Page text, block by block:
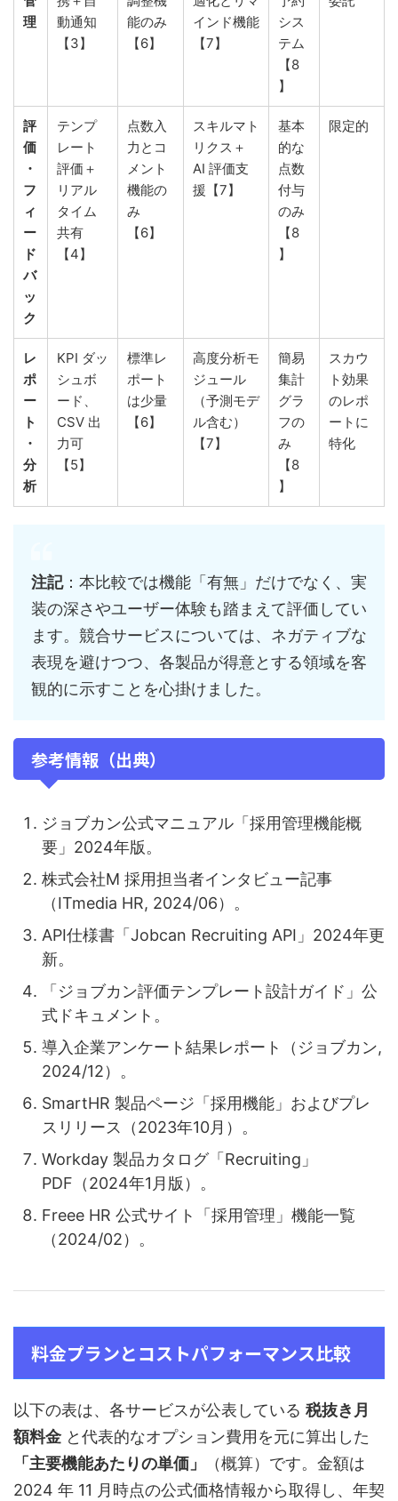
理
動通知
【3】
能のみ
【6】
インド機能
【7】
シス
テム
【8
】
評
価
・
フ
ィ
ー
ド
バ
ッ
ク
テンプ
レート
評価＋
リアル
タイム
共有
【4】
点数入
力とコ
メント
機能の
み
【6】
スキルマト
リクス＋
AI 評価支
援【7】
基本
的な
点数
付与
のみ
【8
】
限定的
レ
ポ
ー
ト
・
分
析
KPI ダッ
シュボ
ード、
CSV 出
力可
【5】
標準レ
ポート
は少量
【6】
高度分析モ
ジュール
（予測モデ
ル含む）
【7】
簡易
集計
グラ
フの
み
【8
】
スカウ
ト効果
のレポ
ートに
特化
注記：本比較では機能「有無」だけでなく、実
装の深さやユーザー体験も踏まえて評価してい
ます。競合サービスについては、ネガティブな
表現を避けつつ、各製品が得意とする領域を客
観的に示すことを心掛けました。
参考情報（出典）
ジョブカン公式マニュアル「採用管理機能概
要」2024年版。
株式会社M 採用担当者インタビュー記事
（ITmedia HR, 2024/06）。
API仕様書「Jobcan Recruiting API」2024年更
新。
「ジョブカン評価テンプレート設計ガイド」公
式ドキュメント。
導入企業アンケート結果レポート（ジョブカン,
2024/12）。
SmartHR 製品ページ「採用機能」およびプレ
スリリース（2023年10月）。
Workday 製品カタログ「Recruiting」
PDF（2024年1月版）。
Freee HR 公式サイト「採用管理」機能一覧
（2024/02）。
料金プランとコストパフォーマンス比較
以下の表は、各サービスが公表している 税抜き月
額料金 と代表的なオプション費用を元に算出した
「主要機能あたりの単価」
（概算）です。金額は
2024 年 11 月時点の公式価格情報から取得し、年契